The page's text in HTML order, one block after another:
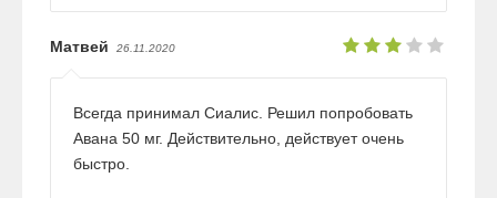
Матвей 26.11.2020
Всегда принимал Сиалис. Решил попробовать
Авана 50 мг. Действительно, действует очень
быстро.